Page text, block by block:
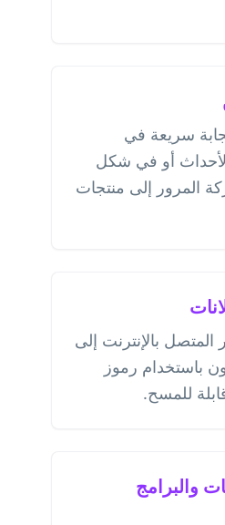
سريعة في
أو في شكل
المرور إلى منتجات
بالإنترنت إلى
باستخدام رموز
للمسح.
والبرامج